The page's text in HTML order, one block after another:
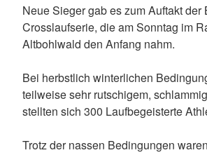
Neue Sieger gab es zum Auftakt der
Crosslaufserie, die am Sonntag im
Altbohlwald den Anfang nahm.
Bei herbstlich winterlichen
teilweise sehr rutschigem,
stellten sich 300 Laufbegeisterte
Trotz der nassen Bedingungen